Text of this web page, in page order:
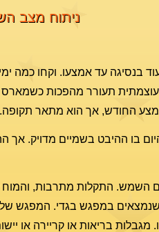
ניתוח מצב
בנסיגה עד אמצעו. וקחו כמה
תעורר מהפכות כשמארס
החודש, אך הוא מתאר תקופה.
בו ההיבט בשמיים מדויק.
השמש. התקלות מתרבות, והמוח
במפגש בגדי. המפגש
מגבלות בריאות או קריירה או